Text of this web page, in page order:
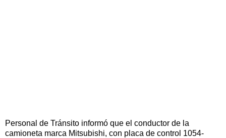
Personal de Tránsito informó que el conductor de la
camioneta marca Mitsubishi, con placa de control 1054-